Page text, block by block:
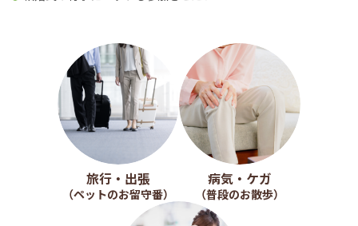
旅行・出張
（ペットのお留守番）
病気・ケガ
（普段のお散歩）